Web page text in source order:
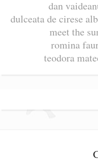
dan
dulceata de cirese
meet the
romina
teodora